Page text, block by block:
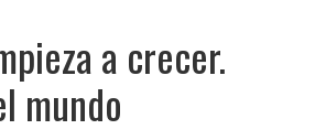
a crecer.
mundo